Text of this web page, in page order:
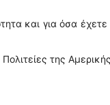
και για όσα έχετε
της